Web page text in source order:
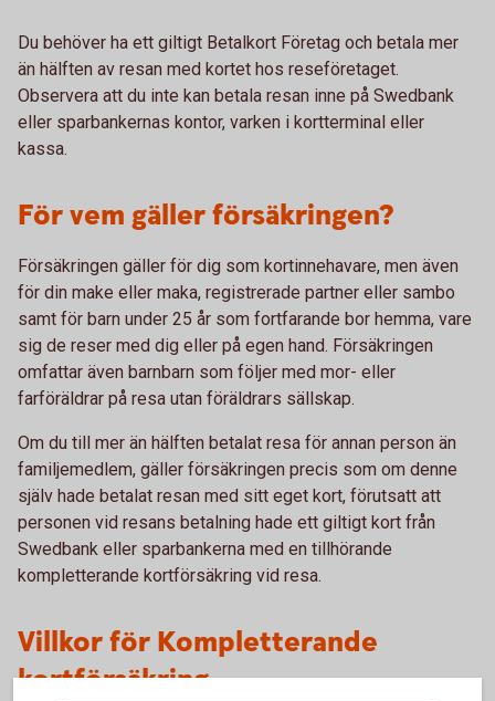
Du behöver ha ett giltigt Betalkort Företag och betala mer
än hälften av resan med kortet hos reseföretaget.
Observera att du inte kan betala resan inne på Swedbank
eller sparbankernas kontor, varken i kortterminal eller
kassa.
För vem gäller försäkringen?
Försäkringen gäller för dig som kortinnehavare, men även
för din make eller maka, registrerade partner eller sambo
samt för barn under 25 år som fortfarande bor hemma, vare
sig de reser med dig eller på egen hand. Försäkringen
omfattar även barnbarn som följer med mor- eller
farföräldrar på resa utan föräldrars sällskap.
Om du till mer än hälften betalat resa för annan person än
familjemedlem, gäller försäkringen precis som om denne
själv hade betalat resan med sitt eget kort, förutsatt att
personen vid resans betalning hade ett giltigt kort från
Swedbank eller sparbankerna med en tillhörande
kompletterande kortförsäkring vid resa.
Villkor för Kompletterande
kortförsäkring